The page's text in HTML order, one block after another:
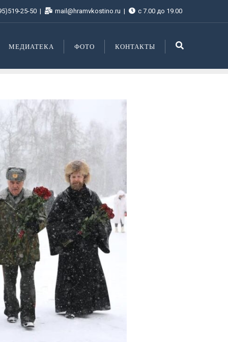
25-50 mail@hramvkostino.ru с 7.00 до 19.00
МЕДИАТЕКА ФОТО КОНТАКТЫ